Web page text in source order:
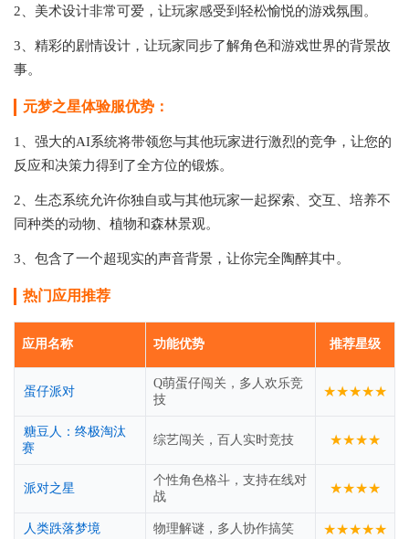
2、美术设计非常可爱，让玩家感受到轻松愉悦的游戏氛围。
3、精彩的剧情设计，让玩家同步了解角色和游戏世界的背景故
事。
元梦之星体验服优势：
1、强大的AI系统将带领您与其他玩家进行激烈的竞争，让您的
反应和决策力得到了全方位的锻炼。
2、生态系统允许你独自或与其他玩家一起探索、交互、培养不
同种类的动物、植物和森林景观。
3、包含了一个超现实的声音背景，让你完全陶醉其中。
热门应用推荐
应用名称 功能优势 推荐星级
蛋仔派对
Q萌蛋仔闯关，多人欢乐竞
技
★★★★★
糖豆人：终极淘汰
赛
综艺闯关，百人实时竞技 ★★★★
派对之星
个性角色格斗，支持在线对
战
★★★★
人类跌落梦境 物理解谜，多人协作搞笑 ★★★★★